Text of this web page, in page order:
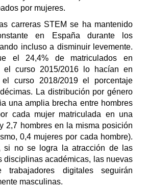
por mujeres.
carreras STEM se ha mantenido
en España durante los
incluso a disminuir levemente.
el 24,4% de matriculados en
el curso 2015/2016 lo hacían en
curso 2018/2019 el porcentaje
La distribución por género
una amplia brecha entre hombres
cada mujer matriculada en una
2,7 hombres en la misma posición
0,4 mujeres por cada hombre).
si no se logra la atracción de las
disciplinas académicas, las nuevas
trabajadores digitales seguirán
masculinas.